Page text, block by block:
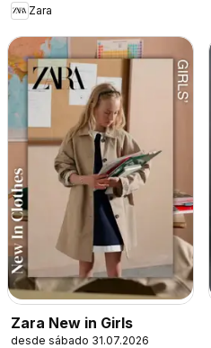
Zara
Zara New in Girls
desde sábado 31.07.2026